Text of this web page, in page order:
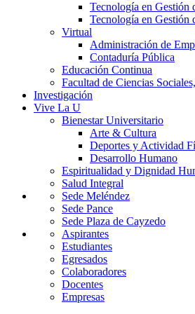
Tecnología en Gestión
Tecnología en Gestión
Virtual
Administración de
Contaduría Pública
Educación Continua
Facultad de Ciencias
Investigación
Vive La U
Bienestar Universitario
Arte & Cultura
Deportes y Actividad
Desarrollo Humano
Espiritualidad y Dignidad
Salud Integral
Sede Meléndez
Sede Pance
Sede Plaza de Cayzedo
Aspirantes
Estudiantes
Egresados
Colaboradores
Docentes
Empresas